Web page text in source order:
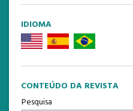
IDIOMA
CONTEÚDO DA REVISTA
Pesquisa